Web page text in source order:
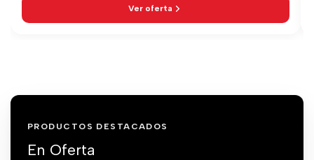
Ver oferta
PRODUCTOS DESTACADOS
En Oferta